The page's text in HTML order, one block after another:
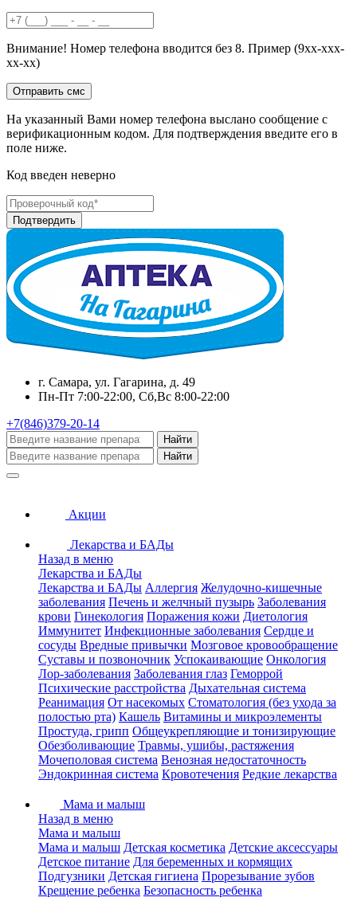
Внимание! Номер телефона вводится без 8. Пример (9хх-ххх-
хх-хх)
На указанный Вами номер телефона выслано сообщение с
верификационным кодом. Для подтверждения введите его в
поле ниже.
Код введен неверно
г. Самара, ул. Гагарина, д. 49
Пн-Пт 7:00-22:00, Сб,Вс 8:00-22:00
+7(846)379-20-14
Найти
Найти
Акции
Лекарства и БАДы
Назад в меню
Лекарства и БАДы
Лекарства и БАДы Аллергия Желудочно-кишечные
заболевания Печень и желчный пузырь Заболевания
крови Гинекология Поражения кожи Диетология
Иммунитет Инфекционные заболевания Сердце и
сосуды Вредные привычки Мозговое кровообращение
Суставы и позвоночник Успокаивающие Онкология
Лор-заболевания Заболевания глаз Геморрой
Психические расстройства Дыхательная система
Реанимация От насекомых Стоматология (без ухода за
полостью рта) Кашель Витамины и микроэлементы
Простуда, грипп Общеукрепляющие и тонизирующие
Обезболивающие Травмы, ушибы, растяжения
Мочеполовая система Венозная недостаточность
Эндокринная система Кровотечения Редкие лекарства
Мама и малыш
Назад в меню
Мама и малыш
Мама и малыш Детская косметика Детские аксессуары
Детское питание Для беременных и кормящих
Подгузники Детская гигиена Прорезывание зубов
Крещение ребенка Безопасность ребенка